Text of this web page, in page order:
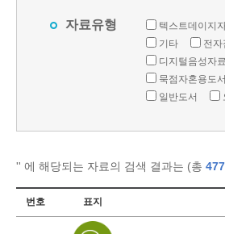
자료유형 텍스트데이지
기타
전자
디지털음성자료
묵점자혼용도서
일반도서
'' 에 해당되는 자료의 검색 결과는 (총
번호 표지